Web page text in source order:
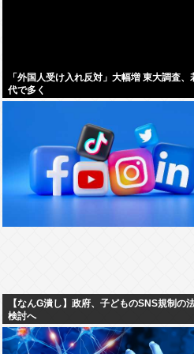
「外国人受け入れ反対」大幅増 東大調査、
代で多く
【なんG潰し】政府、子どものSNS規制の
検討へ